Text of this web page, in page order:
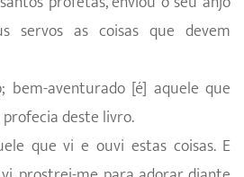
servos as coisas que devem
bem-aventurado [é] aquele que
deste livro.
que vi e ouvi estas coisas. E